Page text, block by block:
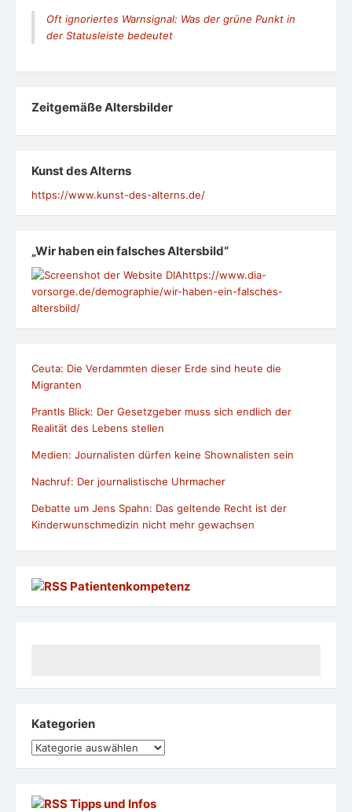
Oft ignoriertes Warnsignal: Was der grüne Punkt in
der Statusleiste bedeutet
Zeit­ge­mäße Alters­bil­der
Kunst des Alterns
https://www.kunst-des-alterns.de/
„Wir haben ein falsches Altersbild“
https://www.dia-
vorsorge.de/demographie/wir-haben-ein-falsches-
altersbild/
Ceuta: Die Verdammten dieser Erde sind heute die
Migranten
Prantls Blick: Der Gesetzgeber muss sich endlich der
Realität des Lebens stellen
Medien: Journalisten dürfen keine Shownalisten sein
Nachruf: Der journalistische Uhrmacher
Debatte um Jens Spahn: Das geltende Recht ist der
Kinderwunschmedizin nicht mehr gewachsen
Patientenkompetenz
Kategorien
Kategorien
Tipps und Infos